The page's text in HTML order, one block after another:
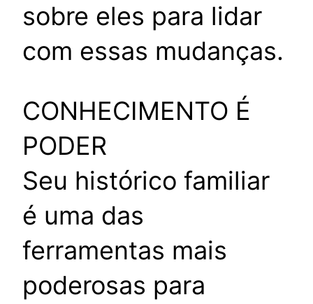
sobre eles para lidar
com essas mudanças.
CONHECIMENTO É
PODER
Seu histórico familiar
é uma das
ferramentas mais
poderosas para